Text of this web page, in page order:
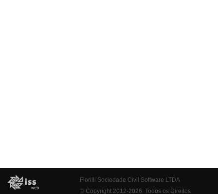
Fiorilli Sociedade Civil Software LTDA
© Copyright 2012-2026. Todos os Direitos